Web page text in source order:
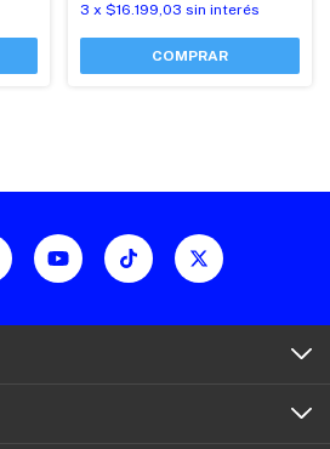
3 x $16.199,03 sin interés